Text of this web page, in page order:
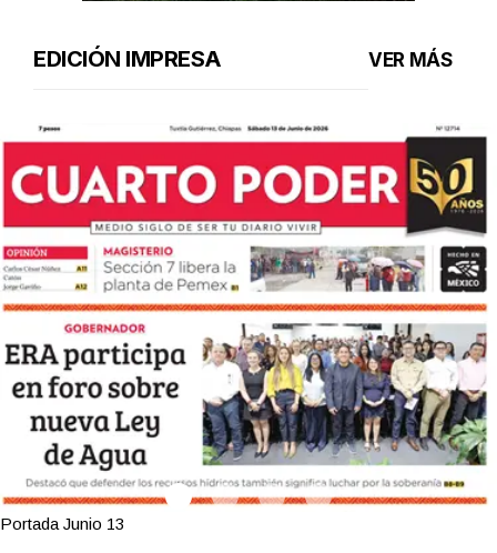
EDICIÓN IMPRESA VER MÁS
Portada Junio 13